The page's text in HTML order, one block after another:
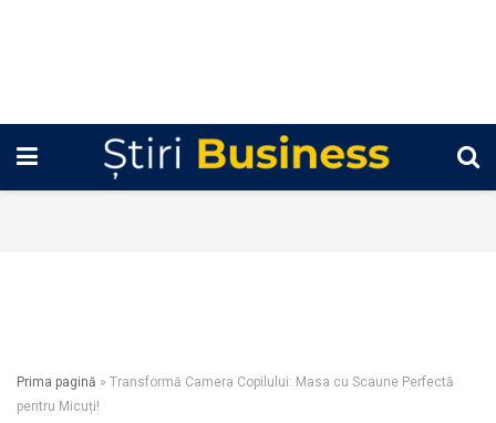
Prima pagină » Transformă Camera Copilului: Masa cu Scaune Perfectă
pentru Micuți!